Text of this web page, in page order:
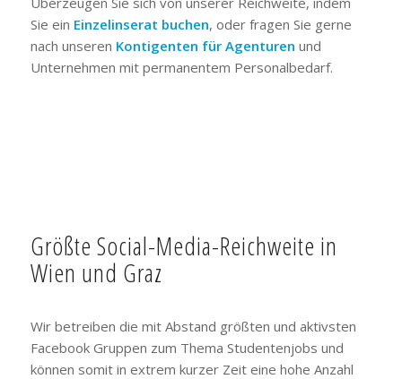
Sie ein Einzelinserat buchen, oder fragen Sie gerne
nach unseren Kontigenten für Agenturen und
Unternehmen mit permanentem Personalbedarf.
Größte Social-Media-Reichweite in
Wien und Graz
Wir betreiben die mit Abstand größten und aktivsten
Facebook Gruppen zum Thema Studentenjobs und
können somit in extrem kurzer Zeit eine hohe Anzahl